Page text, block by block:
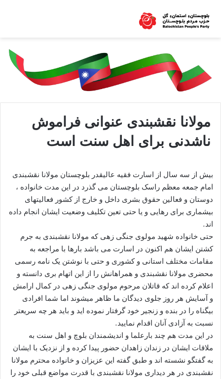
مولانا نقشبندی عنوانی فراموش
ناشدنی برای اهل سنت است
بیش از سه سال از اسارت فقیه عالیقدر بلوچستان مولانا نقشبندی
امام جمعه معظم راسک بلوچستان می گذرد در این مدت خانواده ،
دوستان و فعالین حقوق بشری داخل و خارج از کشور فعالیتهای
بیشماری برای رهایی و یا حتی تعین تکلیف وضعیت ایشان انجام داده
اند.
حتی خانواده شهید مولوی جنگی زهی که مولانا نقشبندی به جرم
کشتن ایشان هم اکنون در اسارت می باشد بارها با مراجعه به
مقامات مختلف استانی و کشوری و حتی با نوشتن یک نامه رسمی
محضری مولانا نقشبندی و همراهانش را از این اتهام بری دانسته و
اعلام کرده اند که قاتلان مرحوم مولوی جنگی زهی در کمال ارامش
و آسایش هر روز جلوی دیدگان ما ظاهر میشوند اما شما افرادی
بیگناه را در بنده و زنجیر خود گرفتار نموده اید و باید هر چه سریعتر
نسبت به آزادی آنان اقدام نمایید.
در این مدت هم چند بارعلما و اندیشمندان بلوچ و اهل سنت به
ملاقات ایشان در زندان زاهدان حضور پیدا کرده و از نزدیک با ایشان
به گفتگو نشسته اند و طبق گفته این عزیزان و خانواده محترم مولانا
نقشبندی در هر دیداری مولانا نقشبندی با قدرت مواضع قبلی خود را